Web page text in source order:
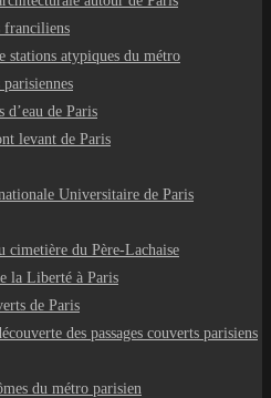
franciliens
stations atypiques du métro
d’eau de Paris
levant de Paris
Universitaire de Paris
cimetière du Père-Lachaise
la Liberté à Paris
de Paris
des passages couverts parisiens
du métro parisien